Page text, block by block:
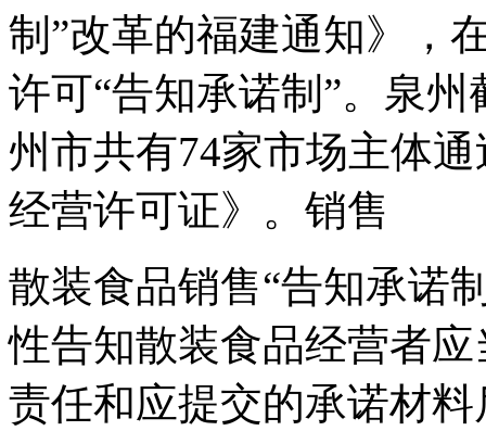
制”改革的福建通知》，
许可“告知承诺制”。泉
州市共有74家市场主体
经营许可证》。销售
散装食品销售“告知承诺
性告知散装食品经营者
责任和应提交的承诺材